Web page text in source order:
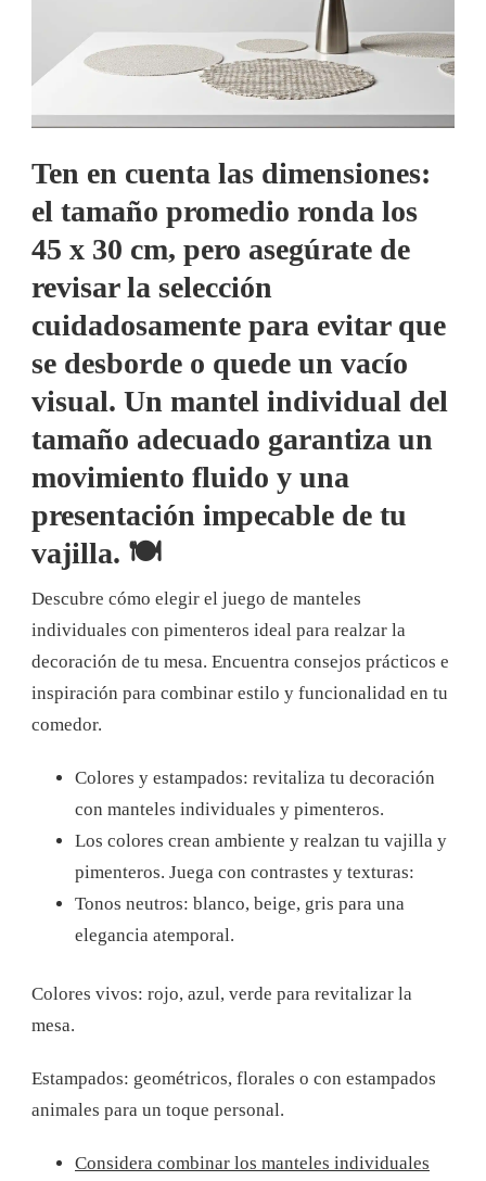
Ten en cuenta las dimensiones:
el tamaño promedio ronda los
45 x 30 cm, pero asegúrate de
revisar la selección
cuidadosamente para evitar que
se desborde o quede un vacío
visual. Un mantel individual del
tamaño adecuado garantiza un
movimiento fluido y una
presentación impecable de tu
vajilla. 🍽️
Descubre cómo elegir el juego de manteles
individuales con pimenteros ideal para realzar la
decoración de tu mesa. Encuentra consejos prácticos e
inspiración para combinar estilo y funcionalidad en tu
comedor.
Colores y estampados: revitaliza tu decoración
con manteles individuales y pimenteros.
Los colores crean ambiente y realzan tu vajilla y
pimenteros. Juega con contrastes y texturas:
Tonos neutros: blanco, beige, gris para una
elegancia atemporal.
Colores vivos: rojo, azul, verde para revitalizar la
mesa.
Estampados: geométricos, florales o con estampados
animales para un toque personal.
Considera combinar los manteles individuales